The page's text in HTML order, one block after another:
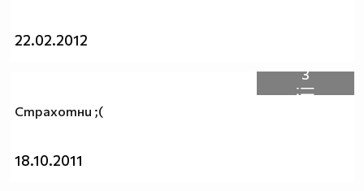
22.02.2012
3
Страхотни ;(
18.10.2011